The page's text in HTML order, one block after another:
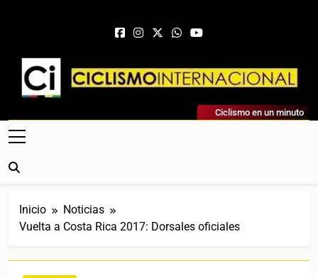
Ciclismo Internacional
Web Dedicada Al Ciclismo Mundial. Entrevistas, Análisis,
Crónicas, Previas Y Más. La Web Ciclista De Referencia.
Ciclismo en un minuto
Inicio
Noticias
Vuelta a Costa Rica 2017: Dorsales oficiales